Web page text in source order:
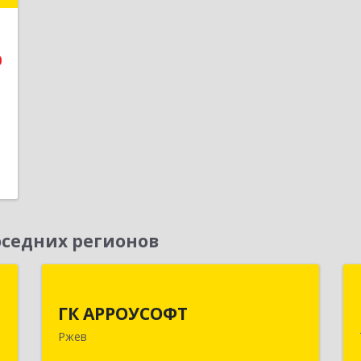
регионов
ГК АРРОУСОФТ
Ржев
Ржев г, Большая Спасская ул, дом №